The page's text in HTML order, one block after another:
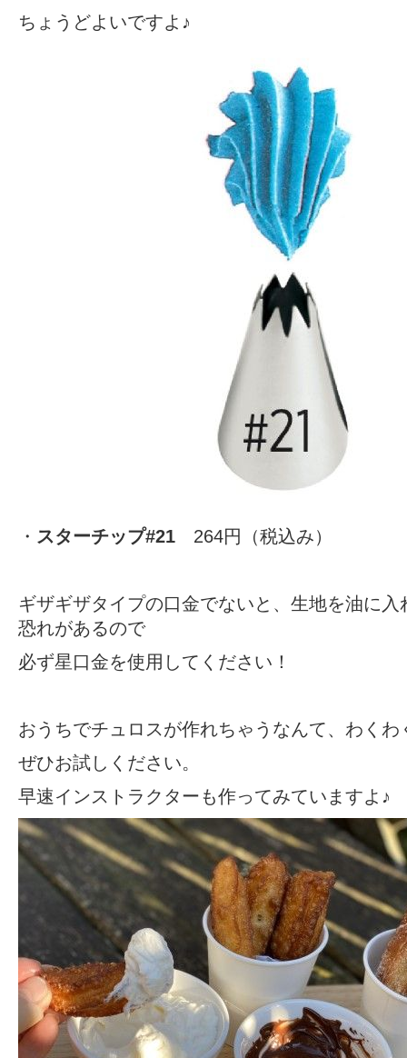
ちょうどよいですよ♪
・ スターチップ#21 264円（税込み）
ギザギザタイプの口金でないと、生地を油に
恐れがあるので
必ず星口金を使用してください！
おうちでチュロスが作れちゃうなんて、わくわ
ぜひお試しください。
早速インストラクターも作ってみていますよ♪